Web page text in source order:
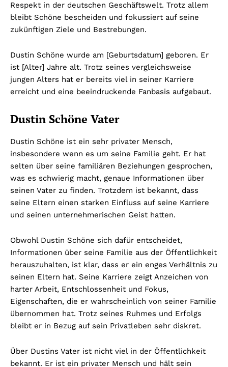
Respekt in der deutschen Geschäftswelt. Trotz allem
bleibt Schöne bescheiden und fokussiert auf seine
zukünftigen Ziele und Bestrebungen.
Dustin Schöne wurde am [Geburtsdatum] geboren. Er
ist [Alter] Jahre alt. Trotz seines vergleichsweise
jungen Alters hat er bereits viel in seiner Karriere
erreicht und eine beeindruckende Fanbasis aufgebaut.
Dustin Schöne Vater
Dustin Schöne ist ein sehr privater Mensch,
insbesondere wenn es um seine Familie geht. Er hat
selten über seine familiären Beziehungen gesprochen,
was es schwierig macht, genaue Informationen über
seinen Vater zu finden. Trotzdem ist bekannt, dass
seine Eltern einen starken Einfluss auf seine Karriere
und seinen unternehmerischen Geist hatten.
Obwohl Dustin Schöne sich dafür entscheidet,
Informationen über seine Familie aus der Öffentlichkeit
herauszuhalten, ist klar, dass er ein enges Verhältnis zu
seinen Eltern hat. Seine Karriere zeigt Anzeichen von
harter Arbeit, Entschlossenheit und Fokus,
Eigenschaften, die er wahrscheinlich von seiner Familie
übernommen hat. Trotz seines Ruhmes und Erfolgs
bleibt er in Bezug auf sein Privatleben sehr diskret.
Über Dustins Vater ist nicht viel in der Öffentlichkeit
bekannt. Er ist ein privater Mensch und hält sein